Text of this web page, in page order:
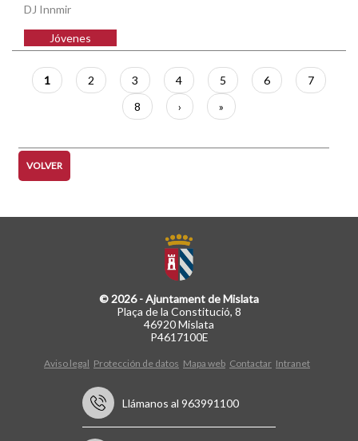
DJ Innmir
Jóvenes
Paginación
Página
actual
1 Página
2 Página
3 Página
4 Página
5 Página
6 Página
7
Página
8
Siguiente
página
›
Última
página
»
VOLVER
© 2026 - Ajuntament de Mislata
Plaça de la Constitució, 8
46920 Mislata
P4617100E
Aviso legal Protección de datos Mapa web Contactar Intranet
Llámanos al 963991100